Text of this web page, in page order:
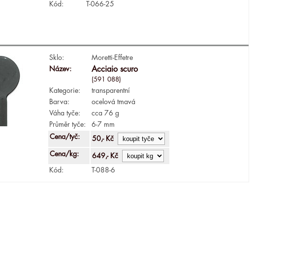
Kód: T-066-25
Sklo:
Moretti-Effetre
Název:
Acciaio scuro
(591 088)
Kategorie:
transparentní
Barva:
ocelová tmavá
Váha tyče:
cca 76 g
Průměr tyče:
6-7 mm
Cena/tyč:
50,- Kč
Cena/kg: 649,- Kč
Kód: T-088-6